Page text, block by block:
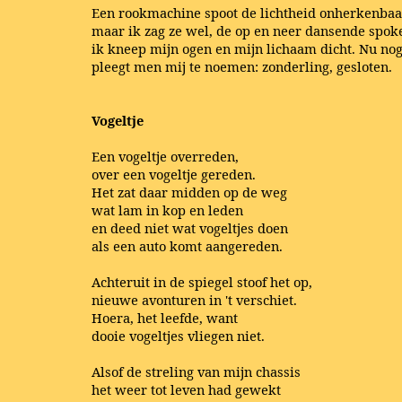
Een rookmachine spoot de lichtheid
maar ik zag ze wel, de op en neer dansende
ik kneep mijn ogen en mijn lichaam dicht. Nu nog
pleegt men mij te noemen: zonderling, gesloten.
Vogeltje
Een vogeltje overreden,
over een vogeltje gereden.
Het zat daar midden op de weg
wat lam in kop en leden
en deed niet wat vogeltjes doen
als een auto komt aangereden.
Achteruit in de spiegel stoof het op,
nieuwe avonturen in 't verschiet.
Hoera, het leefde, want
dooie vogeltjes vliegen niet.
Alsof de streling van mijn chassis
het weer tot leven had gewekt